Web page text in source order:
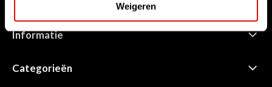
Weigeren
Informatie
Categorieën